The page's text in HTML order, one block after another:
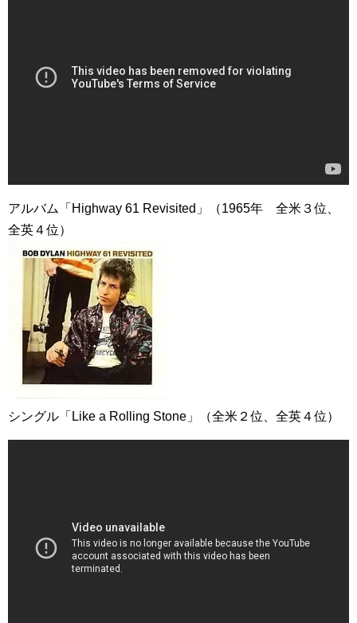
アルバム「Highway 61 Revisited」（1965年 全米３位、
全英４位）
シングル「Like a Rolling Stone」（全米２位、全英４位）